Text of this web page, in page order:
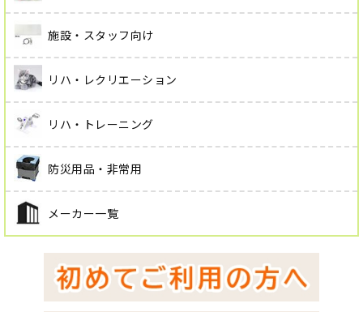
施設・スタッフ向け
リハ・レクリエーション
リハ・トレーニング
防災用品・非常用
メーカー一覧